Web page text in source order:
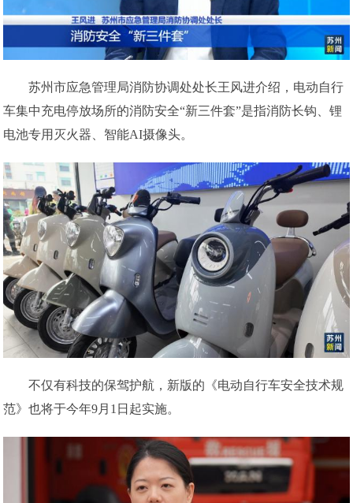
苏州市应急管理局消防协调处处长王风进介绍，电动自行
车集中充电停放场所的消防安全“新三件套”是指消防长钩、锂
电池专用灭火器、智能AI摄像头。
不仅有科技的保驾护航，新版的《电动自行车安全技术规
范》也将于今年9月1日起实施。